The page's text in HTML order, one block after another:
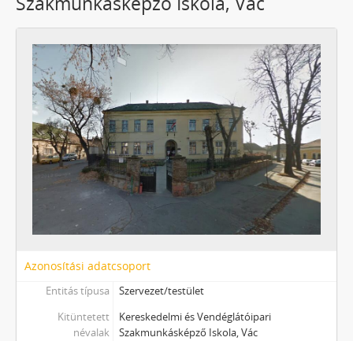
Azonosítási adatcsoport
Entitás típusa
Szervezet/testület
Kitüntetett
névalak
Kereskedelmi és Vendéglátóipari
Szakmunkásképző Iskola, Vác